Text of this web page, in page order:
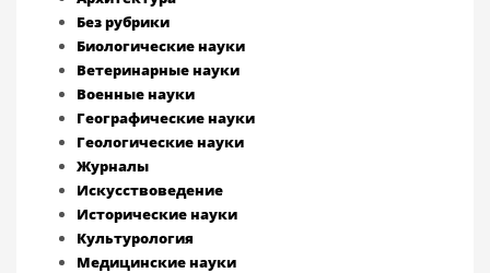
Без рубрики
Биологические науки
Ветеринарные науки
Военные науки
Географические науки
Геологические науки
Журналы
Искусствоведение
Исторические науки
Культурология
Медицинские науки